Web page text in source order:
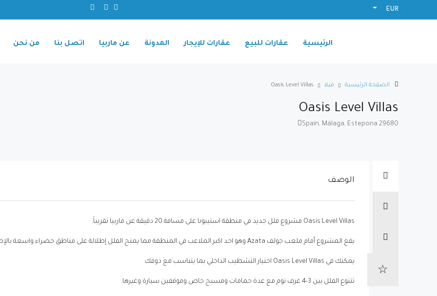
EUR
الرئيسية عقارات للبيع عقارات للإيجار المدونة عن ماربيا اتصل بنا من نحن
الصفحة الرئيسية فيلا Oasis Level Villas
Oasis Level Villas
Spain, Málaga, Estepona 29680
الوصف
Oasis Level Villas مشروع فلل جديد في منطقة استيبونا على مسافة 20 دقيقة عن ماربيا تقريباً.
يقع المشروع أمام ملعب جولف Azata وهو احد اكبر الملاعب في المنطقة مما يمنح الفلل إطلالة على مناطق خضراء واسعة بالإضافة الى الاطلالة البحرية.
يمكنك في Oasis Level Villas اختيار التشطيب الداخلي بما يتناسب مع ذوقك.
تتنوع الفلل بين 3-4 غرف نوم مع عدة حمامات ومسبح خاص وموقفين سيارة وغيرها.